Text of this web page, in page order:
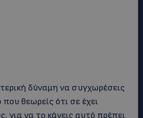
δύναμη να συγχωρέσεις
που θεωρείς ότι σε έχει
για να το κάνεις αυτό πρέπει